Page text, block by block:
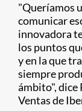
"Queríamos
comunicar
innovadora
los puntos
y en la que
siempre
ámbito", dice
Ventas de